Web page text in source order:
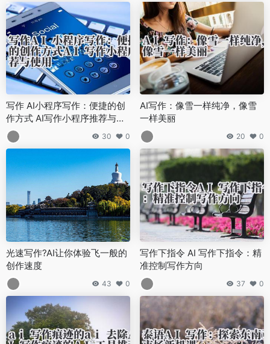
写作 AI小程序写作：便捷的创
作方式 AI写作小程序推荐与使
用
30 0
AI写作：像雪一样纯净，像雪
一样美丽
20 0
光速写作?AI让你体验飞一般的
创作速度
43 0
写作下指令 AI 写作下指令：精
准控制写作方向
37 0